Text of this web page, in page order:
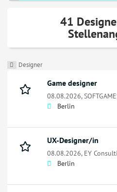
41
Designer
Game designer
08.08.2026,
Berlin
UX-Designer/in
08.08.2026, EY
Berlin